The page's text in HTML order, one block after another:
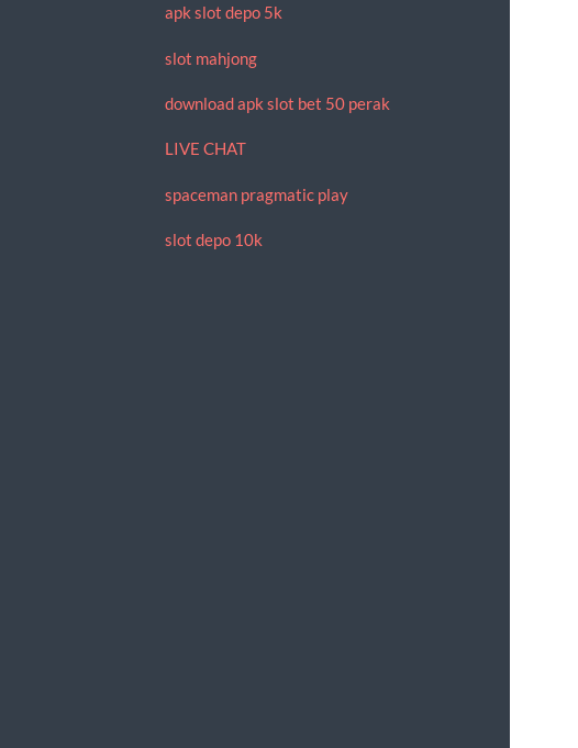
apk slot depo 5k
slot mahjong
download apk slot bet 50 perak
LIVE CHAT
spaceman pragmatic play
slot depo 10k